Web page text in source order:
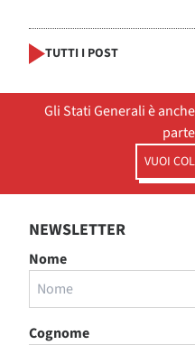
TUTTI I POST
Gli Stati Generali è
VUOI
NEWSLETTER
Nome
Cognome